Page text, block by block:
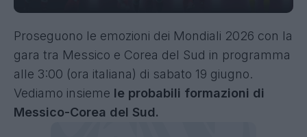
Proseguono le emozioni dei Mondiali 2026 con la
gara tra Messico e Corea del Sud in programma
alle 3:00 (ora italiana) di sabato 19 giugno.
Vediamo insieme le probabili formazioni di
Messico-Corea del Sud.